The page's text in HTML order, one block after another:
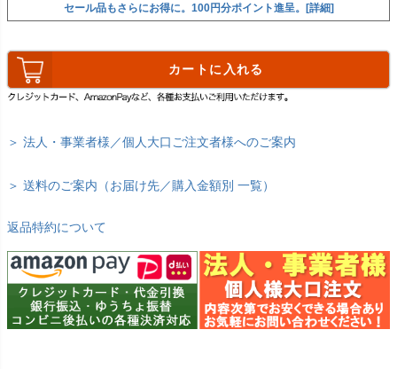
セール品もさらにお得に。100円分ポイント進呈。[詳細]
カートに入れる
＞ 法人・事業者様／個人大口ご注文者様へのご案内
＞ 送料のご案内（お届け先／購入金額別 一覧）
返品特約について